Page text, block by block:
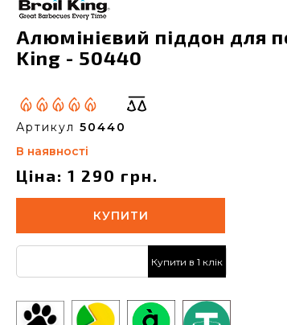
Алюмінієвий піддон для
King - 50440
Артикул 50440
В наявності
Ціна: 1 290 грн.
КУПИТИ
Купити в 1 клік